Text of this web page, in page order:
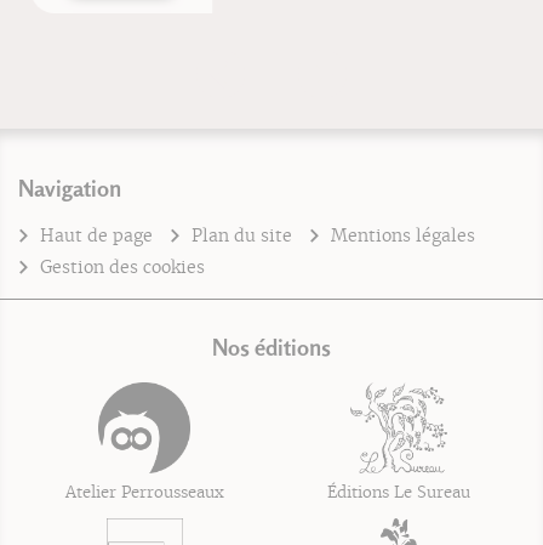
Navigation
Haut de page Plan du site
Mentions légales
Gestion des cookies
Nos éditions
Atelier Perrousseaux Éditions Le Sureau